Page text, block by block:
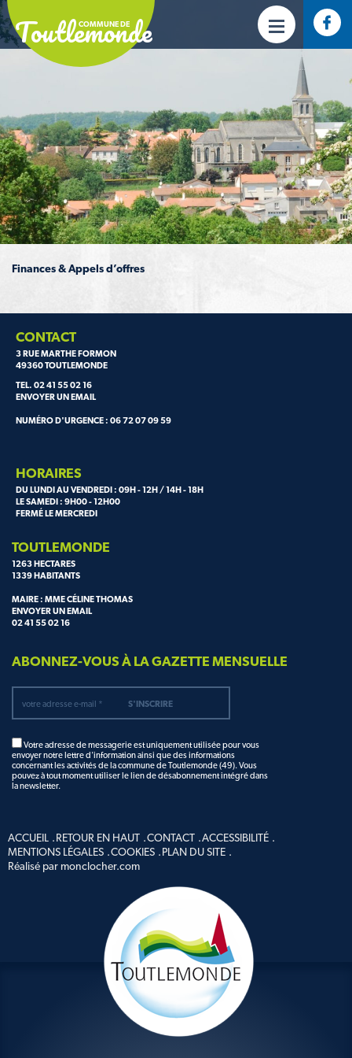
COMMUNE DE
Toutlemonde
Finances & Appels d’offres
CONTACT
3 RUE MARTHE FORMON
49360 TOUTLEMONDE
TEL. 02 41 55 02 16
ENVOYER UN EMAIL
NUMÉRO D'URGENCE : 06 72 07 09 59
HORAIRES
DU LUNDI AU VENDREDI : 09H - 12H / 14H - 18H
LE SAMEDI : 9H00 - 12H00
FERMÉ LE MERCREDI
TOUTLEMONDE
1263 HECTARES
1339 HABITANTS
MAIRE : MME CÉLINE THOMAS
ENVOYER UN EMAIL
02 41 55 02 16
ABONNEZ-VOUS À LA GAZETTE MENSUELLE
Votre adresse de messagerie est uniquement utilisée pour vous
envoyer notre lettre d'information ainsi que des informations
concernant les activités de la commune de Toutlemonde (49). Vous
pouvez à tout moment utiliser le lien de désabonnement intégré dans
la newsletter.
ACCUEIL RETOUR EN HAUT CONTACT ACCESSIBILITÉ
MENTIONS LÉGALES COOKIES
PLAN DU SITE
Réalisé par monclocher.com